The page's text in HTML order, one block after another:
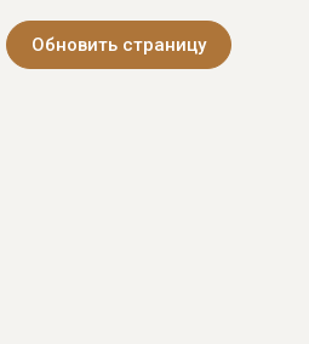
Обновить страницу